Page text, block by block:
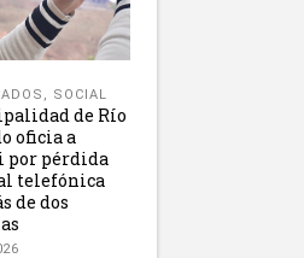
, SOCIAL
de Río
oficia a
por pérdida
telefónica
de dos